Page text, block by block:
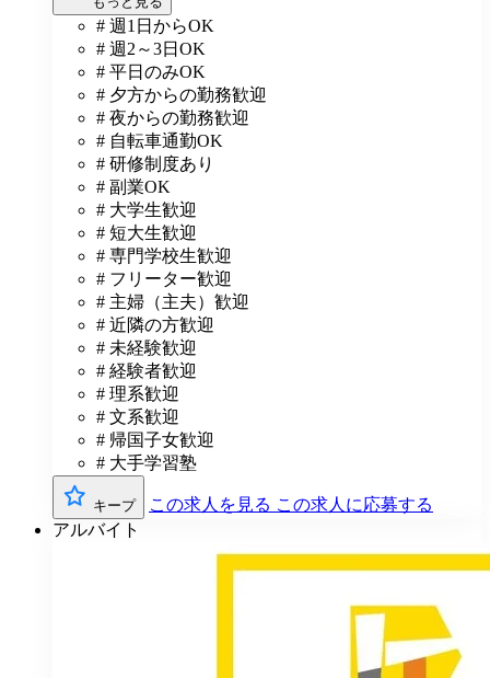
# 週1日からOK
# 週2～3日OK
# 平日のみOK
# 夕方からの勤務歓迎
# 夜からの勤務歓迎
# 自転車通勤OK
# 研修制度あり
# 副業OK
# 大学生歓迎
# 短大生歓迎
# 専門学校生歓迎
# フリーター歓迎
# 主婦（主夫）歓迎
# 近隣の方歓迎
# 未経験歓迎
# 経験者歓迎
# 理系歓迎
# 文系歓迎
# 帰国子女歓迎
# 大手学習塾
キープ この求人を見る この求人に応募する
アルバイト